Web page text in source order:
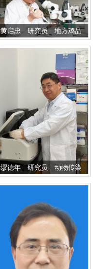
黄启忠 研究员 地方鸡品
种的种质资源保存、选育、
缪德年 研究员 动物传染